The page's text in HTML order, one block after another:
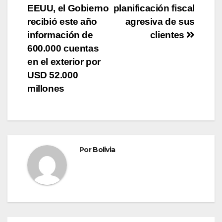
planificación fiscal
agresiva de sus
clientes
EEUU, el Gobierno
recibió este año
información de
600.000 cuentas
en el exterior por
USD 52.000
millones
PorBolivia